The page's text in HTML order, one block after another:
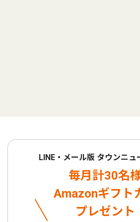
LINE・メール版 タウンニュ
毎月計30名
Amazonギフト
プレゼント